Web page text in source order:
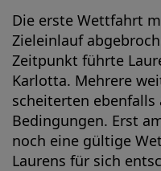
Die erste Wettfahrt
Zieleinlauf
Zeitpunkt führte
Karlotta. Mehrere
scheiterten ebenfalls
Bedingungen. Erst
noch eine gültige
Laurens für sich